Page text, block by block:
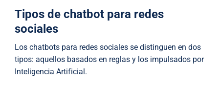
Tipos de chatbot para redes
sociales
Los chatbots para redes sociales se distinguen en dos
tipos: aquellos basados en reglas y los impulsados por
Inteligencia Artificial.